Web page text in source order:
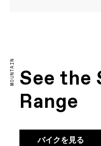
MOUNTAIN See the
Range
バイクを見る